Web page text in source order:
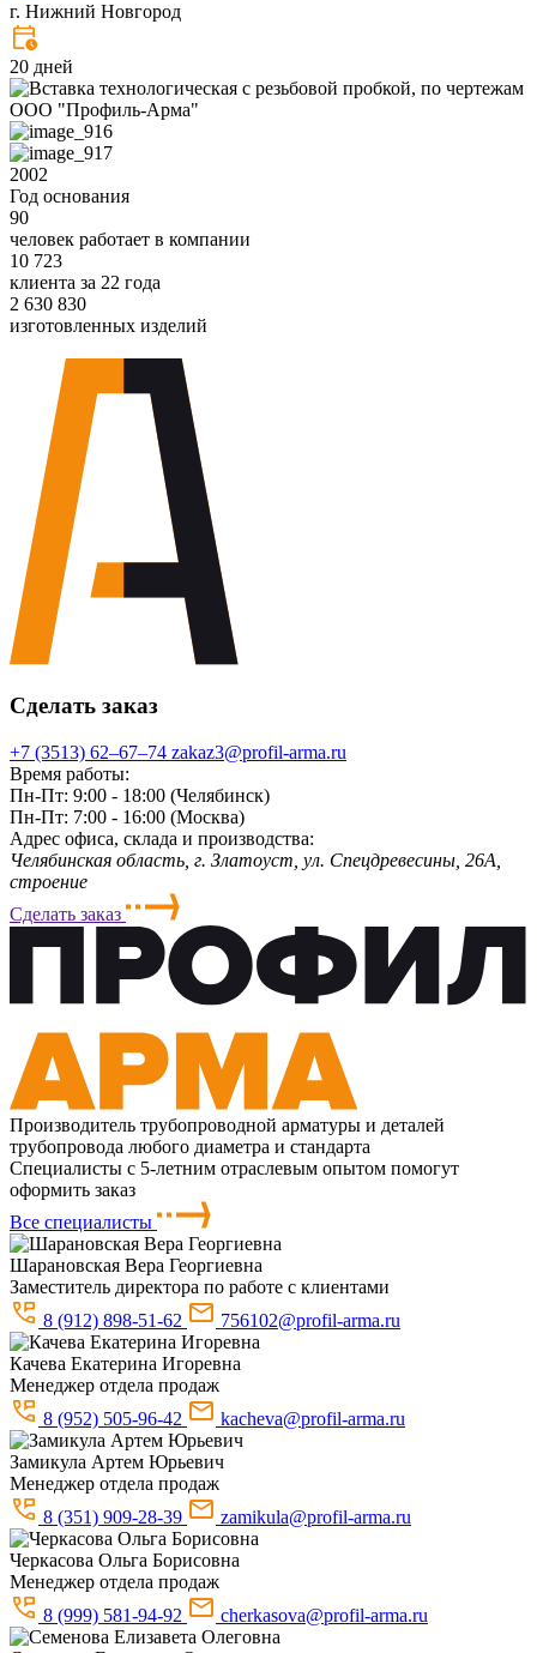
г. Нижний Новгород
20 дней
2002
Год основания
90
человек работает в компании
10 723
клиента за 22 года
2 630 830
изготовленных изделий
Сделать заказ
+7 (3513) 62‒67‒74 zakaz3@profil-arma.ru
Время работы:
Пн-Пт: 9:00 - 18:00 (Челябинск)
Пн-Пт: 7:00 - 16:00 (Москва)
Адрес офиса, склада и производства:
Челябинская область, г. Злaтoycт, ул. Спецдревесины, 26А,
строение
Сделать заказ
Производитель трубопроводной арматуры и деталей
трубопровода любого диаметра и стандарта
Специалисты с 5-летним отраслевым опытом помогут
оформить заказ
Все специалисты
Шарановская Вера Георгиевна
Заместитель директора по работе с клиентами
8 (912) 898-51-62
756102@profil-arma.ru
Качева Екатерина Игоревна
Менеджер отдела продаж
8 (952) 505-96-42
kacheva@profil-arma.ru
Замикула Артем Юрьевич
Менеджер отдела продаж
8 (351) 909-28-39
zamikula@profil-arma.ru
Черкасова Ольга Борисовна
Менеджер отдела продаж
8 (999) 581-94-92
cherkasova@profil-arma.ru